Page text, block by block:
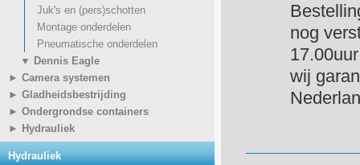
Juk's en (pers)schotten
Montage onderdelen
Pneumatische onderdelen
▼ Dennis Eagle
► Camera systemen
► Gladheidsbestrijding
► Ondergrondse containers
► Hydrauliek
Hydrauliek
nog
wij